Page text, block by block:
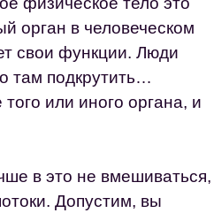
орган в человеческом
свои функции. Люди
там подкрутить…
или иного органа, и
в это не вмешиваться,
Допустим, вы